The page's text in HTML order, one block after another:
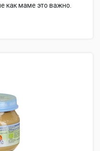
как маме это важно.